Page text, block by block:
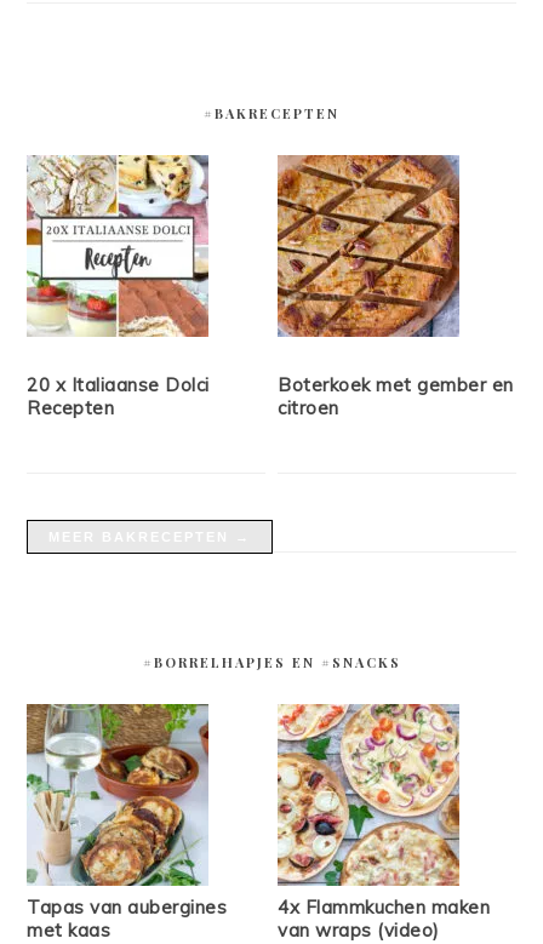
#BAKRECEPTEN
20 x Italiaanse Dolci
Recepten
Boterkoek met gember en
citroen
#BORRELHAPJES EN #SNACKS
Tapas van aubergines
met kaas
4x Flammkuchen maken
van wraps (video)